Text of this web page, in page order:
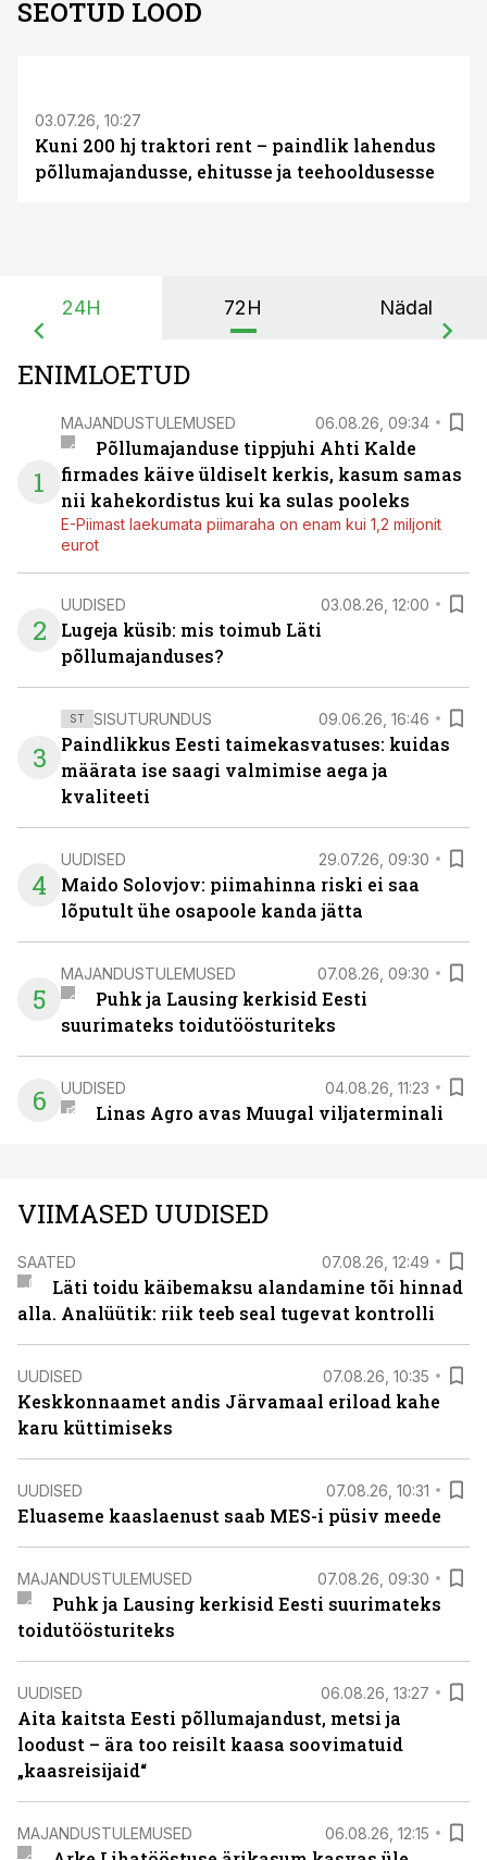
SEOTUD LOOD
03.07.26, 10:27
Kuni 200 hj traktori rent – paindlik lahendus
põllumajandusse, ehitusse ja teehooldusesse
24H 72H Nädal
ENIMLOETUD
1
MAJANDUSTULEMUSED 06.08.26, 09:34
Põllumajanduse tippjuhi Ahti Kalde
firmades käive üldiselt kerkis, kasum samas
nii kahekordistus kui ka sulas pooleks
E-Piimast laekumata piimaraha on enam kui 1,2 miljonit
eurot
2
UUDISED 03.08.26, 12:00
Lugeja küsib: mis toimub Läti
põllumajanduses?
3
ST SISUTURUNDUS 09.06.26, 16:46
Paindlikkus Eesti taimekasvatuses: kuidas
määrata ise saagi valmimise aega ja
kvaliteeti
4
UUDISED 29.07.26, 09:30
Maido Solovjov: piimahinna riski ei saa
lõputult ühe osapoole kanda jätta
5
MAJANDUSTULEMUSED 07.08.26, 09:30
Puhk ja Lausing kerkisid Eesti
suurimateks toidutöösturiteks
6 UUDISED 04.08.26, 11:23
Linas Agro avas Muugal viljaterminali
VIIMASED UUDISED
SAATED 07.08.26, 12:49
Läti toidu käibemaksu alandamine tõi hinnad
alla. Analüütik: riik teeb seal tugevat kontrolli
UUDISED 07.08.26, 10:35
Keskkonnaamet andis Järvamaal eriload kahe
karu küttimiseks
UUDISED 07.08.26, 10:31
Eluaseme kaaslaenust saab MES-i püsiv meede
MAJANDUSTULEMUSED 07.08.26, 09:30
Puhk ja Lausing kerkisid Eesti suurimateks
toidutöösturiteks
UUDISED 06.08.26, 13:27
Aita kaitsta Eesti põllumajandust, metsi ja
loodust – ära too reisilt kaasa soovimatuid
„kaasreisijaid“
MAJANDUSTULEMUSED 06.08.26, 12:15